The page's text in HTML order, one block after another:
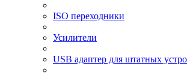
ISO переходники
Усилители
USB адаптер для штатных